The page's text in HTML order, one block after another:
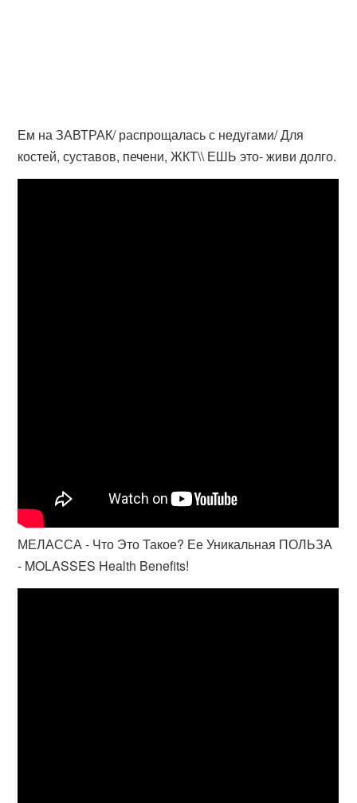
Ем на ЗАВТРАК/ распрощалась с недугами/ Для
костей, суставов, печени, ЖКТ\\ ЕШЬ это- живи долго.
МЕЛАССА - Что Это Такое? Ее Уникальная ПОЛЬЗА
- MOLASSES Health Benefits!